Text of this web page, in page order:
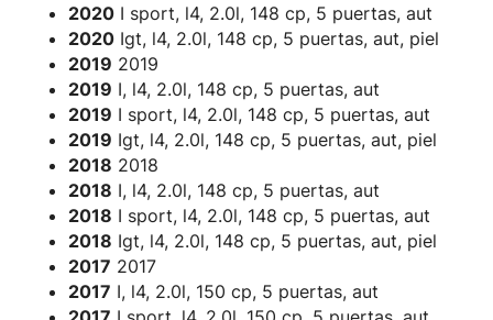
2020 I sport, l4, 2.0l, 148 cp, 5 puertas, aut
2020 Igt, l4, 2.0l, 148 cp, 5 puertas, aut, piel
2019 2019
2019 I, l4, 2.0l, 148 cp, 5 puertas, aut
2019 I sport, l4, 2.0l, 148 cp, 5 puertas, aut
2019 Igt, l4, 2.0l, 148 cp, 5 puertas, aut, piel
2018 2018
2018 I, l4, 2.0l, 148 cp, 5 puertas, aut
2018 I sport, l4, 2.0l, 148 cp, 5 puertas, aut
2018 Igt, l4, 2.0l, 148 cp, 5 puertas, aut, piel
2017 2017
2017 I, l4, 2.0l, 150 cp, 5 puertas, aut